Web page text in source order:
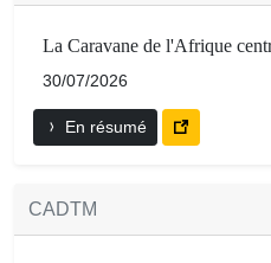
La Caravane de l'Afrique
30/07/2026
En résumé
CADTM